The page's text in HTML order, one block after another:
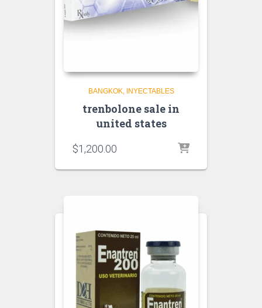
BANGKOK INYECTABLES
trenbolone sale in
united states
$1,200.00